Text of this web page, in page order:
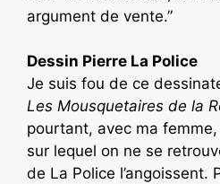
argument de vente.”
Dessin Pierre La Police
Je suis fou de ce
Les Mousquetaires de la
pourtant, avec ma femme,
sur lequel on ne se
de La Police l’angoissent.